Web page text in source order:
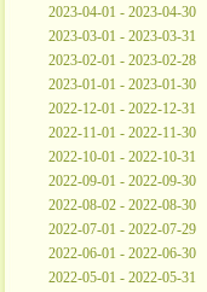
2023-04-01 - 2023-04-30
2023-03-01 - 2023-03-31
2023-02-01 - 2023-02-28
2023-01-01 - 2023-01-30
2022-12-01 - 2022-12-31
2022-11-01 - 2022-11-30
2022-10-01 - 2022-10-31
2022-09-01 - 2022-09-30
2022-08-02 - 2022-08-30
2022-07-01 - 2022-07-29
2022-06-01 - 2022-06-30
2022-05-01 - 2022-05-31